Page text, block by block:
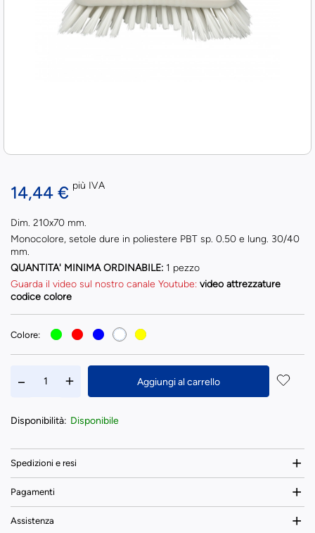
14,44 € più IVA
Dim. 210x70 mm.
Monocolore, setole dure in poliestere PBT sp. 0.50 e lung. 30/40
mm.
QUANTITA' MINIMA ORDINABILE: 1 pezzo
Guarda il video sul nostro canale Youtube: video attrezzature
codice colore
Colore:
Aggiungi al carrello
Disponibilità: Disponibile
Spedizioni e resi
Pagamenti
Assistenza